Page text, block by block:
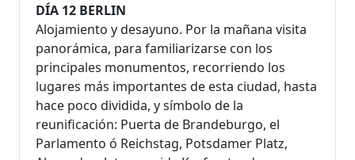
DÍA 12 BERLIN
Alojamiento y desayuno. Por la mañana visita
panorámica, para familiarizarse con los
principales monumentos, recorriendo los
lugares más importantes de esta ciudad, hasta
hace poco dividida, y símbolo de la
reunificación: Puerta de Brandeburgo, el
Parlamento ó Reichstag, Potsdamer Platz,